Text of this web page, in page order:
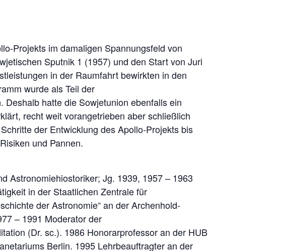
Projekts im damaligen Spannungsfeld von
Sputnik 1 (1957) und den Start von Juri
in der Raumfahrt bewirkten in den
wurde als Teil der
hatte die Sowjetunion ebenfalls ein
recht weit vorangetrieben aber schließlich
der Entwicklung des Apollo-Projekts bis
und Pannen.
Astronomiehiostoriker; Jg. 1939, 1957 – 1963
in der Staatlichen Zentrale für
der Astronomie“ an der Archenhold-
– 1991 Moderator der
(Dr. sc.). 1986 Honorarprofessor an der HUB
Berlin. 1995 Lehrbeauftragter an der